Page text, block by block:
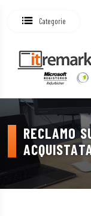
Categorie
RECLAMO